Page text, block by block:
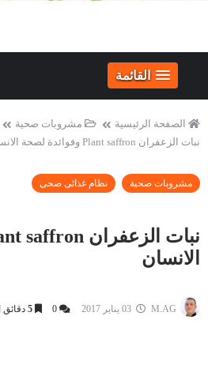
القائمة
الصفحة الرئيسية مشروبات صحية
نبات الزعفران Plant saffron وفوائدة لصحة الانسان
مشروبات صحية نظام غذائى صحى
الانسان
M.AG
0
5 دقائق